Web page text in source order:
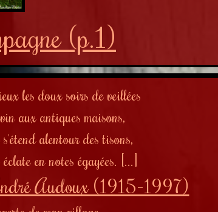
(p.1)
les doux soirs de veillées
aux antiques maisons,
alentour des tisons,
en notes égayées. [...]
Audoux (1915-1997)